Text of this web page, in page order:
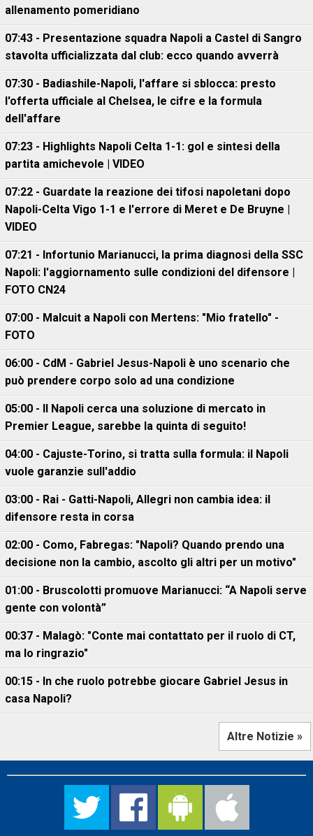
allenamento pomeridiano
07:43 - Presentazione squadra Napoli a Castel di Sangro
stavolta ufficializzata dal club: ecco quando avverrà
07:30 - Badiashile-Napoli, l'affare si sblocca: presto
l'offerta ufficiale al Chelsea, le cifre e la formula
dell'affare
07:23 - Highlights Napoli Celta 1-1: gol e sintesi della
partita amichevole | VIDEO
07:22 - Guardate la reazione dei tifosi napoletani dopo
Napoli-Celta Vigo 1-1 e l'errore di Meret e De Bruyne |
VIDEO
07:21 - Infortunio Marianucci, la prima diagnosi della SSC
Napoli: l'aggiornamento sulle condizioni del difensore |
FOTO CN24
07:00 - Malcuit a Napoli con Mertens: "Mio fratello" -
FOTO
06:00 - CdM - Gabriel Jesus-Napoli è uno scenario che
può prendere corpo solo ad una condizione
05:00 - Il Napoli cerca una soluzione di mercato in
Premier League, sarebbe la quinta di seguito!
04:00 - Cajuste-Torino, si tratta sulla formula: il Napoli
vuole garanzie sull'addio
03:00 - Rai - Gatti-Napoli, Allegri non cambia idea: il
difensore resta in corsa
02:00 - Como, Fabregas: "Napoli? Quando prendo una
decisione non la cambio, ascolto gli altri per un motivo"
01:00 - Bruscolotti promuove Marianucci: “A Napoli serve
gente con volontà”
00:37 - Malagò: "Conte mai contattato per il ruolo di CT,
ma lo ringrazio"
00:15 - In che ruolo potrebbe giocare Gabriel Jesus in
casa Napoli?
Altre Notizie »